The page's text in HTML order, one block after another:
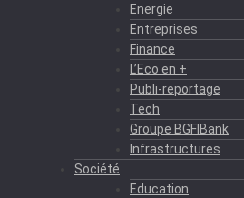
Energie
Entreprises
Finance
L’Eco en +
Publi-reportage
Tech
Groupe BGFIBank
Infrastructures
Société
Education